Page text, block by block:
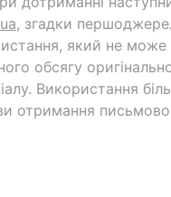
, згадки
який не може
обсягу
Використання
отримання